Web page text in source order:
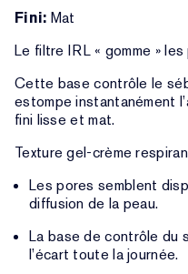
Fini: Mat
Le filtre IRL « gomme »
Cette base contrôle le
estompe instantanément
fini lisse et mat.
Texture gel-crème
Les pores semblent
diffusion de la peau.
La base de contrôle du
l’écart toute la journée.